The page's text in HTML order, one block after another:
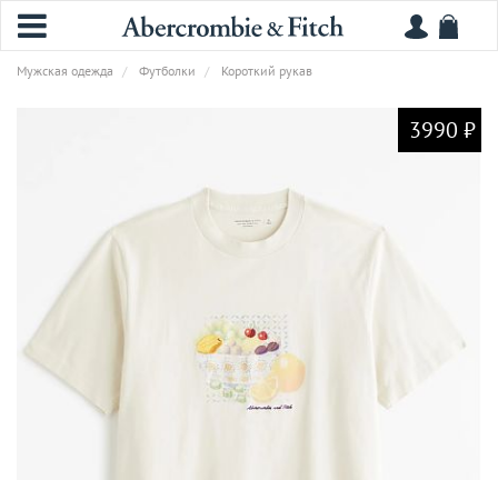
Мужская одежда Футболки Короткий рукав
3990 ₽